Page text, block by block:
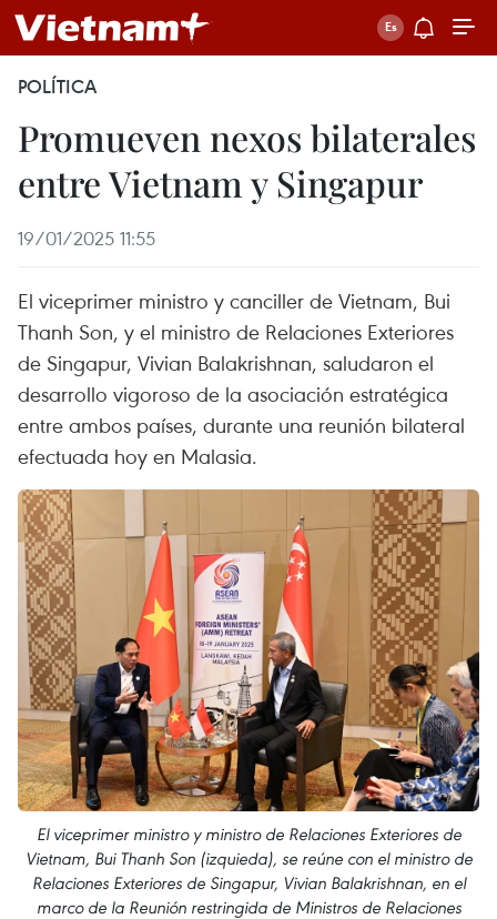
POLÍTICA
Promueven nexos bilaterales
entre Vietnam y Singapur
19/01/2025 11:55
El viceprimer ministro y canciller de Vietnam, Bui
Thanh Son, y el ministro de Relaciones Exteriores
de Singapur, Vivian Balakrishnan, saludaron el
desarrollo vigoroso de la asociación estratégica
entre ambos países, durante una reunión bilateral
efectuada hoy en Malasia.
El viceprimer ministro y ministro de Relaciones Exteriores de
Vietnam, Bui Thanh Son (izquieda), se reúne con el ministro de
Relaciones Exteriores de Singapur, Vivian Balakrishnan, en el
marco de la Reunión restringida de Ministros de Relaciones